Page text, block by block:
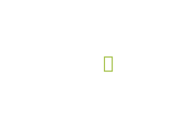
Toggle